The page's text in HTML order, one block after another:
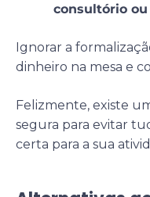
consultório ou
Ignorar a
dinheiro na mesa e
Felizmente, existe
segura para evitar
certa para a sua